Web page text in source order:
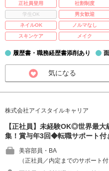
正社員登用 社割制度
学生OK
男女歓迎
ネイルOK
ノルマなし
スキンケア
メイク
履歴書・職務経歴書添削あり
気になる
株式会社アイスタイルキャリア
【正社員】未経験OK◎世界最
集！賞与年3回◆転職サポート付
美容部員・BA
（正社員／内定までのサポート